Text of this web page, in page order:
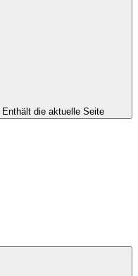
Enthält die aktuelle Seite